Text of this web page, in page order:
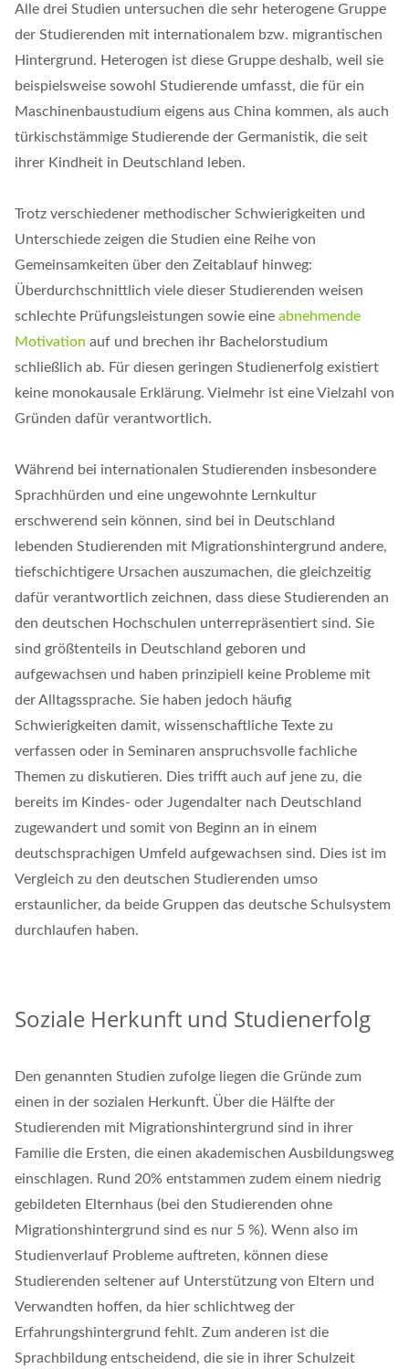
Alle drei Studien untersuchen die sehr heterogene Gruppe
der Studierenden mit internationalem bzw. migrantischen
Hintergrund. Heterogen ist diese Gruppe deshalb, weil sie
beispielsweise sowohl Studierende umfasst, die für ein
Maschinenbaustudium eigens aus China kommen, als auch
türkischstämmige Studierende der Germanistik, die seit
ihrer Kindheit in Deutschland leben.
Trotz verschiedener methodischer Schwierigkeiten und
Unterschiede zeigen die Studien eine Reihe von
Gemeinsamkeiten über den Zeitablauf hinweg:
Überdurchschnittlich viele dieser Studierenden weisen
schlechte Prüfungsleistungen sowie eine abnehmende
Motivation auf und brechen ihr Bachelorstudium
schließlich ab. Für diesen geringen Studienerfolg existiert
keine monokausale Erklärung. Vielmehr ist eine Vielzahl von
Gründen dafür verantwortlich.
Während bei internationalen Studierenden insbesondere
Sprachhürden und eine ungewohnte Lernkultur
erschwerend sein können, sind bei in Deutschland
lebenden Studierenden mit Migrationshintergrund andere,
tiefschichtigere Ursachen auszumachen, die gleichzeitig
dafür verantwortlich zeichnen, dass diese Studierenden an
den deutschen Hochschulen unterrepräsentiert sind. Sie
sind größtenteils in Deutschland geboren und
aufgewachsen und haben prinzipiell keine Probleme mit
der Alltagssprache. Sie haben jedoch häufig
Schwierigkeiten damit, wissenschaftliche Texte zu
verfassen oder in Seminaren anspruchsvolle fachliche
Themen zu diskutieren. Dies trifft auch auf jene zu, die
bereits im Kindes- oder Jugendalter nach Deutschland
zugewandert und somit von Beginn an in einem
deutschsprachigen Umfeld aufgewachsen sind. Dies ist im
Vergleich zu den deutschen Studierenden umso
erstaunlicher, da beide Gruppen das deutsche Schulsystem
durchlaufen haben.
Soziale Herkunft und Studienerfolg
Den genannten Studien zufolge liegen die Gründe zum
einen in der sozialen Herkunft. Über die Hälfte der
Studierenden mit Migrationshintergrund sind in ihrer
Familie die Ersten, die einen akademischen Ausbildungsweg
einschlagen. Rund 20% entstammen zudem einem niedrig
gebildeten Elternhaus (bei den Studierenden ohne
Migrationshintergrund sind es nur 5 %). Wenn also im
Studienverlauf Probleme auftreten, können diese
Studierenden seltener auf Unterstützung von Eltern und
Verwandten hoffen, da hier schlichtweg der
Erfahrungshintergrund fehlt. Zum anderen ist die
Sprachbildung entscheidend, die sie in ihrer Schulzeit